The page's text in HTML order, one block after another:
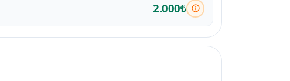
2.000₺